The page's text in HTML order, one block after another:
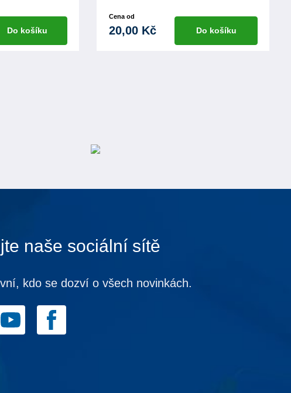
Do košíku
Cena od
20,00 Kč Do košíku
naše sociální sítě
kdo se dozví o všech novinkách.